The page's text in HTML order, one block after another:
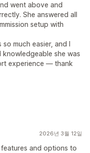
went above and
She answered all
setup with
much easier, and I
she was
experience — thank
2026년 3월 12일
and options to